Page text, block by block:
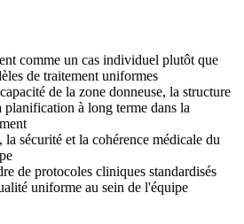
comme un cas individuel plutôt que
de traitement uniformes
de la zone donneuse, la structure
à long terme dans la
sécurité et la cohérence médicale du
de protocoles cliniques standardisés
uniforme au sein de l'équipe